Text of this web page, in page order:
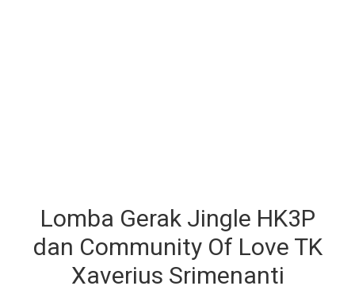
Lomba Gerak Jingle HK3P
dan Community Of Love TK
Xaverius Srimenanti